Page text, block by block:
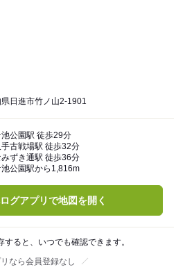
日進市竹ノ山2-1901
公園駅 徒歩29分
古戦場駅 徒歩32分
ずき通駅 徒歩36分
公園駅から1,816m
グアプリで地図を開く
ると、いつでも確認できます。
なら会員登録なし